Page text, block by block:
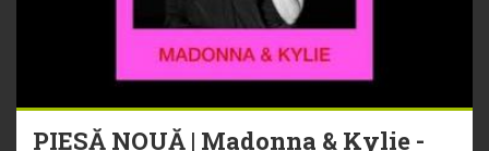
PIESĂ NOUĂ | Madonna & Kylie -